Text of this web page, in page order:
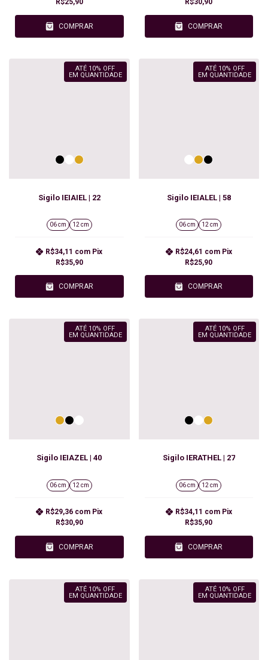
R$25,90
COMPRAR
R$30,90
COMPRAR
ATÉ 10% OFF
EM QUANTIDADE
Sigilo IEIAIEL | 22
06 cm 12 cm
R$35,90
R$34,11 com Pix
COMPRAR
ATÉ 10% OFF
EM QUANTIDADE
Sigilo IEIALEL | 58
06 cm 12 cm
R$25,90
R$24,61 com Pix
COMPRAR
ATÉ 10% OFF
EM QUANTIDADE
Sigilo IEIAZEL | 40
06 cm 12 cm
R$30,90
R$29,36 com Pix
COMPRAR
ATÉ 10% OFF
EM QUANTIDADE
Sigilo IERATHEL | 27
06 cm 12 cm
R$35,90
R$34,11 com Pix
COMPRAR
ATÉ 10% OFF
EM QUANTIDADE
ATÉ 10% OFF
EM QUANTIDADE